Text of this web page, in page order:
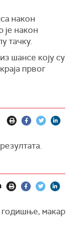
након
након
тачку.
шансе коју су
првог
годишње, макар